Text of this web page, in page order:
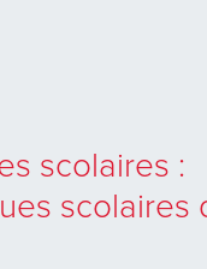
scolaires :
scolaires